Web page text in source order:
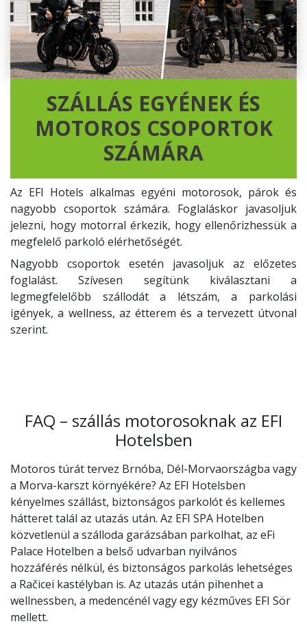
SZÁLLÁS EGYÉNEK ÉS
MOTOROS CSOPORTOK
SZÁMÁRA
Az EFI Hotels alkalmas egyéni motorosok, párok és
nagyobb csoportok számára. Foglaláskor javasoljuk
jelezni, hogy motorral érkezik, hogy ellenőrizhessük a
megfelelő parkoló elérhetőségét.
Nagyobb csoportok esetén javasoljuk az előzetes
foglalást. Szívesen segítünk kiválasztani a
legmegfelelőbb szállodát a létszám, a parkolási
igények, a wellness, az étterem és a tervezett útvonal
szerint.
FAQ – szállás motorosoknak az EFI
Hotelsben
Motoros túrát tervez Brnóba, Dél-Morvaországba vagy
a Morva-karszt környékére? Az EFI Hotelsben
kényelmes szállást, biztonságos parkolót és kellemes
hátteret talál az utazás után. Az EFI SPA Hotelben
közvetlenül a szálloda garázsában parkolhat, az eFi
Palace Hotelben a belső udvarban nyilvános
hozzáférés nélkül, és biztonságos parkolás lehetséges
a Račicei kastélyban is. Az utazás után pihenhet a
wellnessben, a medencénél vagy egy kézműves EFI Sör
mellett.